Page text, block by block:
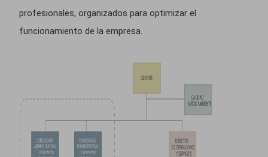
profesionales, organizados para optimizar el
funcionamiento de la empresa.